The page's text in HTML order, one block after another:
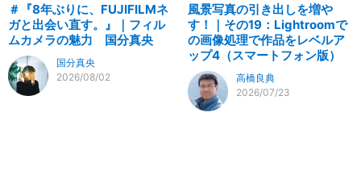
＃『8年ぶりに、FUJIFILMネ
ガと出会い直す。』｜フィル
ムカメラの魅力 国分真央
国分真央
2026/08/02
風景写真の引き出しを増や
す！｜その19：Lightroomで
の画像処理で作品をレベルア
ップ4（スマートフォン版）
高橋良典
2026/07/23